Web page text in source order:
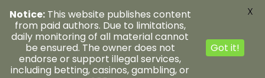
Notice:This website publishes content
from paid authors. Due to limitations,
daily monitoring of all material cannot
be ensured. The owner does not
endorse or support illegal services,
including betting, casinos, gambling, or
Got it!
X